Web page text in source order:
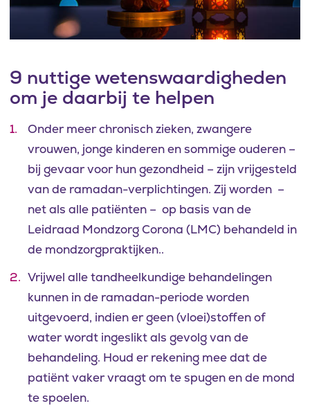
9 nuttige wetenswaardigheden
om je daarbij te helpen
Onder meer chronisch zieken, zwangere
vrouwen, jonge kinderen en sommige ouderen –
bij gevaar voor hun gezondheid – zijn vrijgesteld
van de ramadan-verplichtingen. Zij worden –
net als alle patiënten – op basis van de
Leidraad Mondzorg Corona (LMC) behandeld in
de mondzorgpraktijken..
Vrijwel alle tandheelkundige behandelingen
kunnen in de ramadan-periode worden
uitgevoerd, indien er geen (vloei)stoffen of
water wordt ingeslikt als gevolg van de
behandeling. Houd er rekening mee dat de
patiënt vaker vraagt om te spugen en de mond
te spoelen.